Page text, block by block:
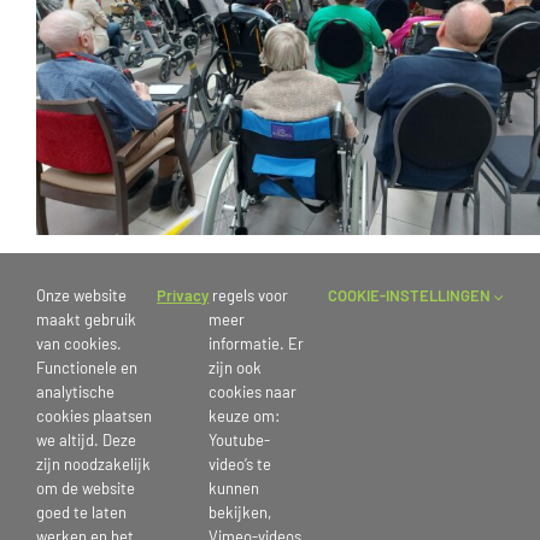
Klassiek concert
Vanochtend werd er in het Atrium op locatie Davidshof een prachtig
klassiek concert gegeven. De zaal was gevuld met liefhebbers die
met aandacht en gevoel luisterden. De zaal werd in beroering
gebracht door Marcel Timmermans en door Jeroen Snijder. Ieder
met hun talent op hun eigen instrument. Het was zeker voor
herhaling vatbaar!
Onze website
maakt gebruik
van cookies.
Functionele en
analytische
cookies plaatsen
we altijd. Deze
zijn noodzakelijk
om de website
goed te laten
werken en het
Privacy regels voor
meer
informatie. Er
zijn ook
cookies naar
keuze om:
Youtube-
video’s te
kunnen
bekijken,
Vimeo-videos
COOKIE-INSTELLINGEN